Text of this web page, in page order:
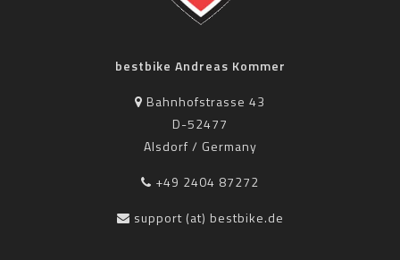
bestbike Andreas Kommer
Bahnhofstrasse 43
D-52477
Alsdorf / Germany
+49 2404 87272
support (at) bestbike.de